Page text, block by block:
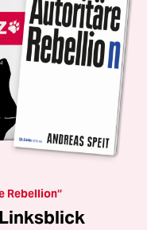
Rebellion“